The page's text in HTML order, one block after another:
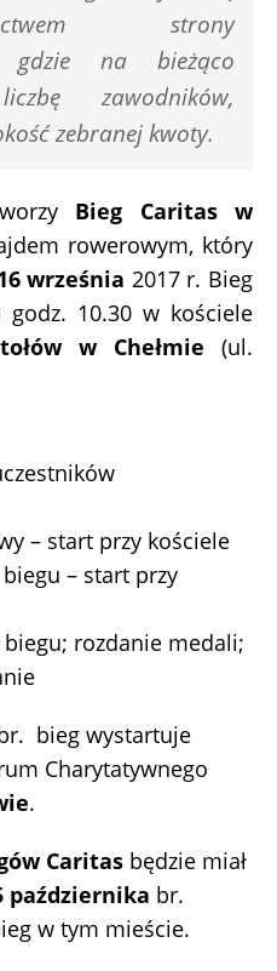
strony
na bieżąco
zawodników,
zebranej kwoty.
Bieg Caritas w
rowerowym, który
września 2017 r. Bieg
10.30 w kościele
w Chełmie (ul.
– start przy kościele
– start przy
biegu; rozdanie medali;
bieg wystartuje
Charytatywnego
.
Caritas będzie miał
października br.
w tym mieście.